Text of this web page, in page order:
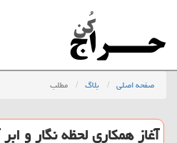
صفحه اصلی بلاگ مطلب
آغاز همكاری لحظه نگار و